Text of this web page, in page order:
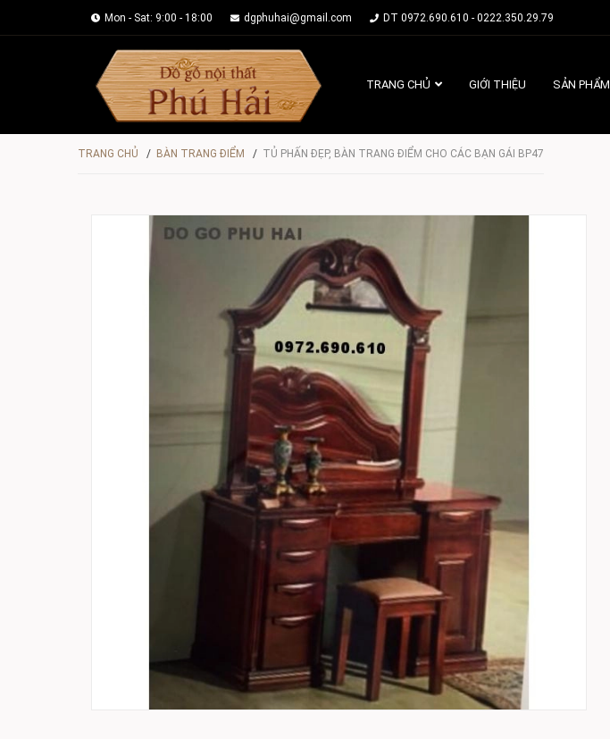
Mon - Sat: 9:00 - 18:00 dgphuhai@gmail.com DT 0972.690.610 - 0222.350.29.79
TRANG CHỦ GIỚI THIỆU SẢN PHẨM
TRANG CHỦ / BÀN TRANG ĐIỂM / TỦ PHẤN ĐẸP, BÀN TRANG ĐIỂM CHO CÁC BẠN GÁI BP47